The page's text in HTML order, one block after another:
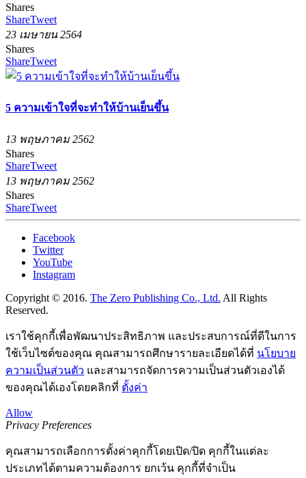
Shares
ShareTweet
23 เมษายน 2564
Shares
ShareTweet
5 ความเข้าใจที่จะทำให้บ้านเย็นขึ้น
13 พฤษภาคม 2562
Shares
ShareTweet
13 พฤษภาคม 2562
Shares
ShareTweet
Facebook
Twitter
YouTube
Instagram
Copyright © 2016. The Zero Publishing Co., Ltd. All Rights
Reserved.
เราใช้คุกกี้เพื่อพัฒนาประสิทธิภาพ และประสบการณ์ที่ดีในการ
ใช้เว็บไซต์ของคุณ คุณสามารถศึกษารายละเอียดได้ที่ นโยบาย
ความเป็นส่วนตัว และสามารถจัดการความเป็นส่วนตัวเองได้
ของคุณได้เองโดยคลิกที่ ตั้งค่า
Allow
Privacy Preferences
คุณสามารถเลือกการตั้งค่าคุกกี้โดยเปิด/ปิด คุกกี้ในแต่ละ
ประเภทได้ตามความต้องการ ยกเว้น คุกกี้ที่จำเป็น